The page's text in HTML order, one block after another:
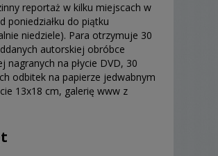
reportaż w kilku miejscach w
poniedziałku do piątku
niedziele). Para otrzymuje 30
autorskiej obróbce
nagranych na płycie DVD, 30
odbitek na papierze jedwabnym
13x18 cm, galerię www z